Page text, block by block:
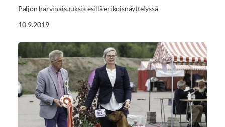
Paljon harvinaisuuksia esillä erikoisnäyttelyssä
10.9.2019